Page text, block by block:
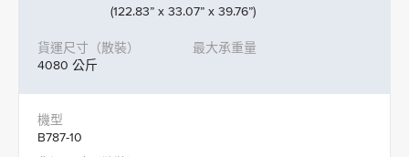
(122.83” x 33.07” x 39.76”)
4080 公斤
B787-10